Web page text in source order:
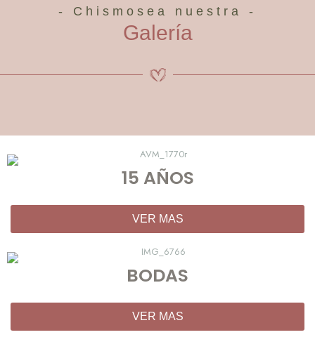
- Chismosea nuestra -
Galería
15 AÑOS
VER MAS
BODAS
VER MAS